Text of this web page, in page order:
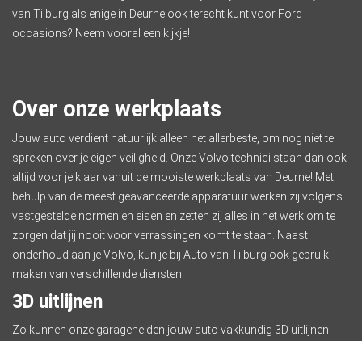
van Tilburg als enige in Deurne ook terecht kunt voor Ford
occasions? Neem vooral een kijkje!
Over onze werkplaats
Jouw auto verdient natuurlijk alleen het allerbeste, om nog niet te
spreken over je eigen veiligheid. Onze Volvo technici staan dan ook
altijd voor je klaar vanuit de mooistewerkplaats van Deurne! Met
behulp van de meest geavanceerde apparatuur werken zij volgens
vastgestelde normen en eisen en zetten zij alles in het werk om te
zorgen dat jij nooit voor verrassingen komt te staan. Naast
onderhoud aan je Volvo, kun je bij Auto van Tilburg ook gebruik
maken van verschillende diensten.
3D uitlijnen
Zo kunnen onze garagehelden jouw auto vakkundig 3D uitlijnen.